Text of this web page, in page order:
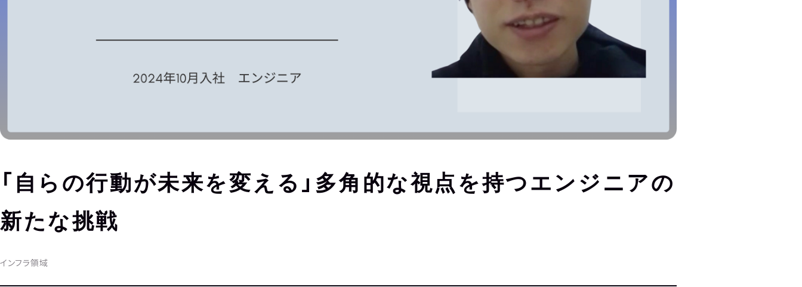
「自らの行動が未来を変える」多角的な視点を持つエンジニアの
新たな挑戦
インフラ領域